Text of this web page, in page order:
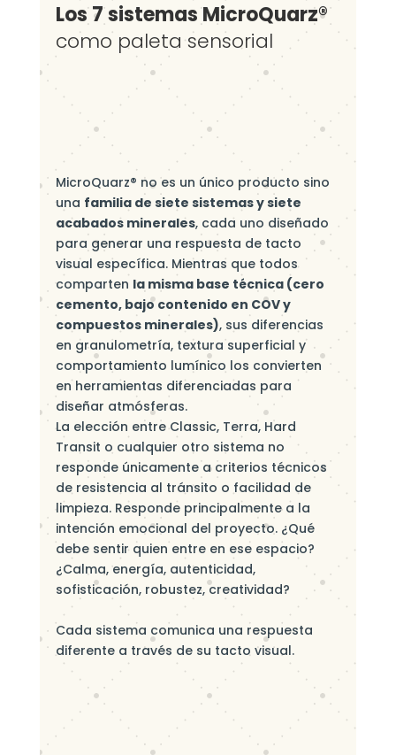
Los 7 sistemas MicroQuarz®
como paleta sensorial
MicroQuarz® no es un único producto sino
una familia de siete sistemas y siete
acabados minerales, cada uno diseñado
para generar una respuesta de tacto
visual específica. Mientras que todos
comparten la misma base técnica (cero
cemento, bajo contenido en COV y
compuestos minerales), sus diferencias
en granulometría, textura superficial y
comportamiento lumínico los convierten
en herramientas diferenciadas para
diseñar atmósferas.
La elección entre Classic, Terra, Hard
Transit o cualquier otro sistema no
responde únicamente a criterios técnicos
de resistencia al tránsito o facilidad de
limpieza. Responde principalmente a la
intención emocional del proyecto. ¿Qué
debe sentir quien entre en ese espacio?
¿Calma, energía, autenticidad,
sofisticación, robustez, creatividad?
Cada sistema comunica una respuesta
diferente a través de su tacto visual.